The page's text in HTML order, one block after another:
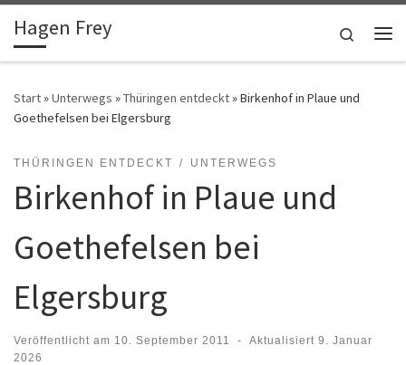
Zum Inhalt springen
Hagen Frey
Search
Start»Unterwegs »Thüringen entdeckt»Birkenhof in Plaue und
Goethefelsen bei Elgersburg
THÜRINGEN ENTDECKT UNTERWEGS
Birkenhof in Plaue und
Goethefelsen bei
Elgersburg
Veröffentlicht am 10. September 2011 - Aktualisiert 9. Januar
2026